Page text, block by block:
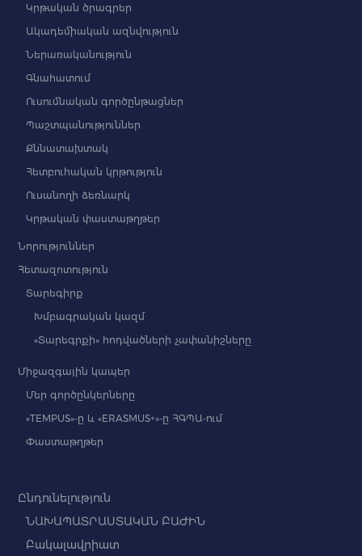
Կրթական ծրագրեր
Ակադեմիական ազնվություն
Ներառականություն
Գնահատում
Ուսումնական գործընթացներ
Պաշտպանություններ
Քննատախտակ
Հետբուհական կրթություն
Ուսանողի ձեռնարկ
Կրթական փաստաթղթեր
Նորություններ
Հետազոտություն
Տարեգիրք
Խմբագրական կազմ
«Տարեգրքի» հոդվածների չափանիշները
Միջազգային կապեր
Մեր գործընկերները
«TEMPUS»-ը և «ERASMUS+»-ը ՀԳՊԱ-ում
Փաստաթղթեր
Ընդունելություն
ՆԱԽԱՊԱՏՐԱՍՏԱԿԱՆ ԲԱԺԻՆ
Բակալավրիատ